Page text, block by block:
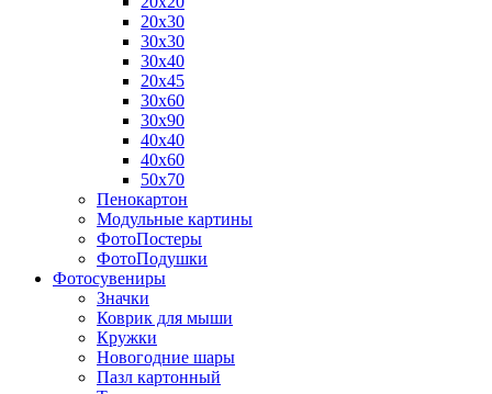
20х30
30х30
30х40
20х45
30х60
30х90
40х40
40х60
50х70
Пенокартон
Модульные картины
ФотоПостеры
ФотоПодушки
Фотоcувениры
Значки
Коврик для мыши
Кружки
Новогодние шары
Пазл картонный